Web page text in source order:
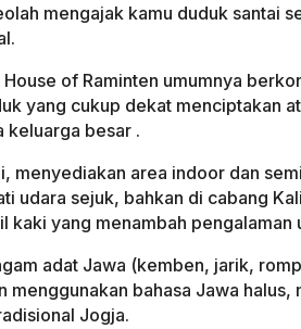
mengajak kamu duduk santai
of Raminten umumnya
yang cukup dekat menciptakan
keluarga besar .
menyediakan area indoor dan
udara sejuk, bahkan di cabang
kaki yang menambah pengalaman
adat Jawa (kemben, jarik,
menggunakan bahasa Jawa halus,
Jogja.